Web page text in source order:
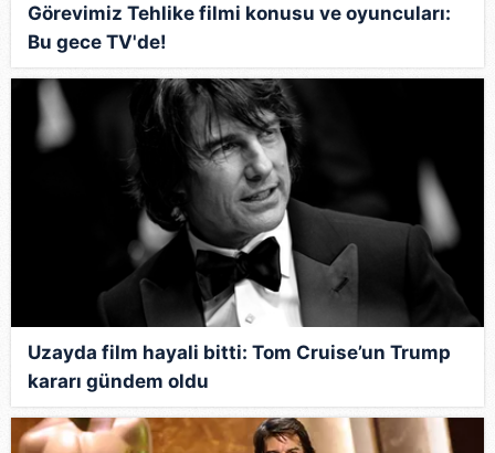
Görevimiz Tehlike filmi konusu ve oyuncuları:
Bu gece TV'de!
Uzayda film hayali bitti: Tom Cruise’un Trump
kararı gündem oldu